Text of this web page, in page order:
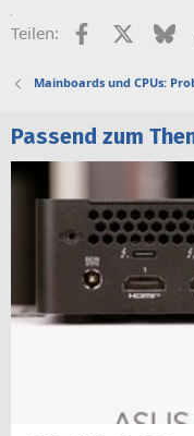
Teilen: Facebook
X
Mainboards und CPUs:
Passend zum